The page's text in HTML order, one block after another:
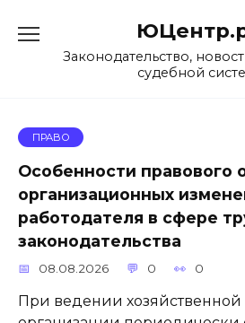
Законодательство,
судебной
ПРАВО
Особенности правового
организационных
работодателя в сфере
законодательства
08.08.2026 0 0
При ведении хозяйственной